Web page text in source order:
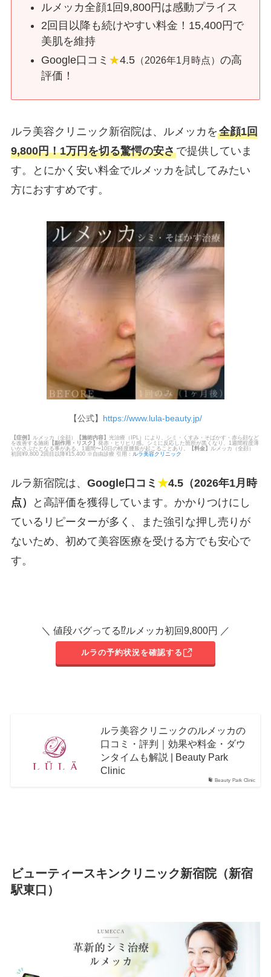
ルメッカ全顔1回9,800円は感動プライス
2回目以降も続けやすい料金！15,400円で
美肌を維持
Google口コミ ★4.5 （2026年1月時点）の高
評価！
ルラ美容クリニック新宿院は、ルメッカを全顔1回
9,800円！1万円を切る驚愕の安さで提供していま
す。とにかく安い料金でルメッカを試してみたい
方におすすめです。
【公式】 https://www.lula-beauty.jp/
【症例】 ルメッカ（全顔） 【施術内容】 光治療（IPL）により、シミ・くすみ・そばかす・赤ら顔など
を改善する施術【副作用・リスク】 発赤・ヒリヒリ感。シミに反応した箇所が黒くなり、1週間程度薄
いかさぶたとなる事がある。1週間〜10日の軽度腫脹が起こることあり。
【料金】
ルメッカ（全顔）
初回¥9,800 2回目以降¥15,400 ※自由診療 引用： ルラ美容クリニック
ルラ新宿院は、 Google口コミ ★4.5（2026年1月時
点）
と高評価を獲得しています。かかりつけにし
ているリピーターが多く、また強引な押し売りが
ないため、初めて美容医療を受ける方でも安心で
す。
＼ 値段バグってる⁉︎ルメッカ初回9,800円 ／
ルラの予約状況を確認する
Beauty Park Clinic
ルラ美容クリニックのルメッカの
口コミ・評判｜効果や料金・ダウ
ンタイムも解説 | Beauty Park
Clinic
ビューティースキンクリニック新宿院（新宿
駅東口）